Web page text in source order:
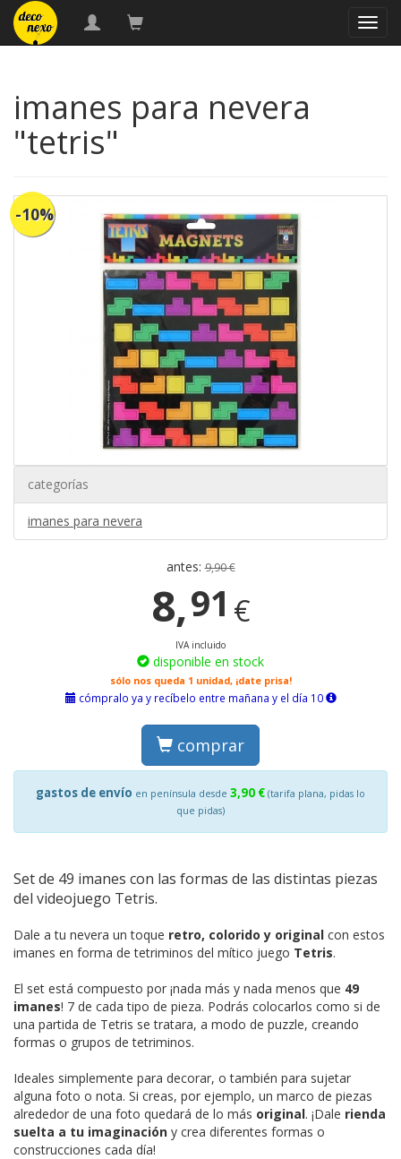
imanes para nevera
"tetris"
-10%
categorías
imanes para nevera
antes:9,90 €
8,91 €
IVA incluido
disponible en stock
sólo nos queda 1 unidad, ¡date prisa!
cómpralo ya y recíbelo entre mañana y el día 10
comprar
gastos de envío en península desde 3,90 € (tarifa plana, pidas lo
que pidas)
Set de 49 imanes con las formas de las distintas piezas
del videojuego Tetris.
Dale a tu nevera un toque retro, colorido y original con estos
imanes en forma de tetriminos del mítico juego Tetris.
El set está compuesto por ¡nada más y nada menos que 49
imanes! 7 de cada tipo de pieza. Podrás colocarlos como si de
una partida de Tetris se tratara, a modo de puzzle, creando
formas o grupos de tetriminos.
Ideales simplemente para decorar, o también para sujetar
alguna foto o nota. Si creas, por ejemplo, un marco de piezas
alrededor de una foto quedará de lo más original. ¡Dale rienda
suelta a tu imaginación y crea diferentes formas o
construcciones cada día!